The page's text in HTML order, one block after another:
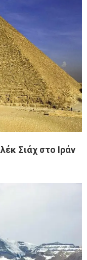
Σιάχ στο Ιράν